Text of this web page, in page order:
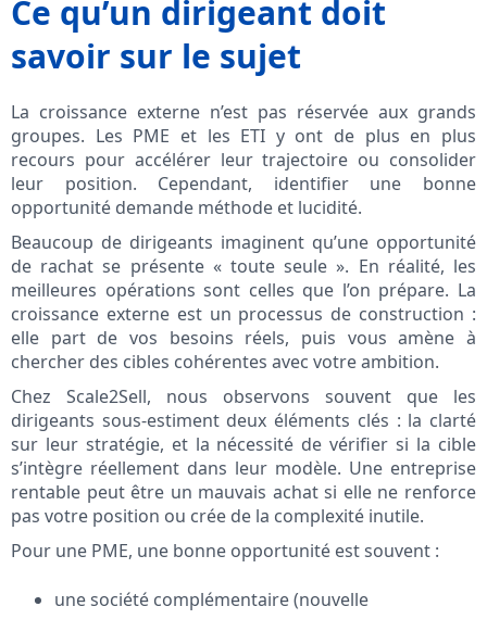
Ce qu’un dirigeant doit
savoir sur le sujet
La croissance externe n’est pas réservée aux grands
groupes. Les PME et les ETI y ont de plus en plus
recours pour accélérer leur trajectoire ou consolider
leur position. Cependant, identifier une bonne
opportunité demande méthode et lucidité.
Beaucoup de dirigeants imaginent qu’une opportunité
de rachat se présente « toute seule ». En réalité, les
meilleures opérations sont celles que l’on prépare. La
croissance externe est un processus de construction :
elle part de vos besoins réels, puis vous amène à
chercher des cibles cohérentes avec votre ambition.
Chez Scale2Sell, nous observons souvent que les
dirigeants sous-estiment deux éléments clés : la clarté
sur leur stratégie, et la nécessité de vérifier si la cible
s’intègre réellement dans leur modèle. Une entreprise
rentable peut être un mauvais achat si elle ne renforce
pas votre position ou crée de la complexité inutile.
Pour une PME, une bonne opportunité est souvent :
une société complémentaire (nouvelle